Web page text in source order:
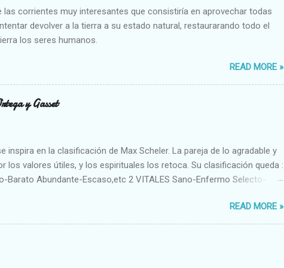
las corrientes muy interesantes que consistiría en aprovechar todas
devolver a la tierra a su estado natural, restaurarando todo el
los seres humanos.
READ MORE »
y Gasset
inspira en la clasificación de Max Scheler. La pareja de lo agradable y
los valores útiles, y los espirituales los retoca. Su clasificación queda :
Barato Abundante-Escaso,etc 2 VITALES Sano-Enfermo Selecto-
b) Morales Bueno-malo Bondadoso-malvado Justo-Injusto
d) Estéticos Bello-Feo Gracioso-Tosco Elegante-Inelegante
Santo-Pr...
READ MORE »